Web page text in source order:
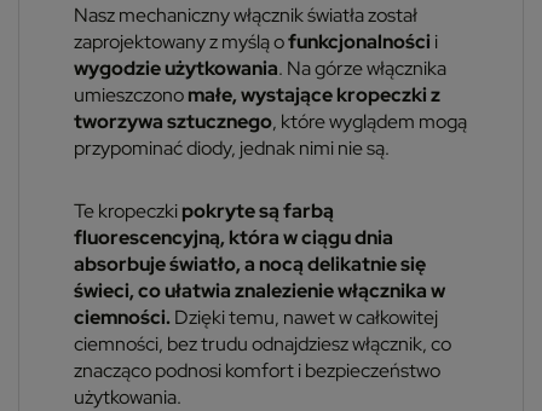
Nasz mechaniczny włącznik światła został
zaprojektowany z myślą ofunkcjonalności i
wygodzie użytkowania. Na górze włącznika
umieszczonomałe, wystające kropeczki z
tworzywa sztucznego, które wyglądem mogą
przypominać diody, jednak nimi nie są.
Te kropeczkipokryte są farbą
fluorescencyjną, która w ciągu dnia
absorbuje światło, a nocą delikatnie się
świeci, co ułatwia znalezienie włącznika w
ciemności. Dzięki temu, nawet w całkowitej
ciemności, bez trudu odnajdziesz włącznik, co
znacząco podnosi komfort i bezpieczeństwo
użytkowania.